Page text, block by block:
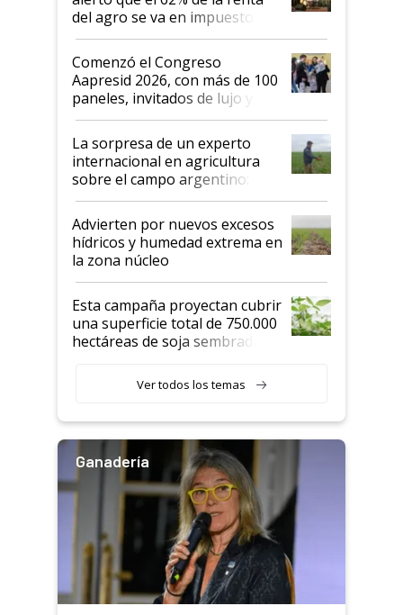
del agro se va en impuestos:
"No es bueno que en
Argentina se sigan discutiendo
las mismas cosas de hace 50
años"
Comenzó el Congreso
Aapresid 2026, con más de 100
paneles, invitados de lujo y
todas las tendencias
La sorpresa de un experto
internacional en agricultura
sobre el campo argentino:
"Estoy muy impresionado"
Advierten por nuevos excesos
hídricos y humedad extrema en
la zona núcleo
Esta campaña proyectan cubrir
una superficie total de 750.000
hectáreas de soja sembradas
variedades que marcan un
salto tecnológico en genética y
Ver todos los temas
Ganadería